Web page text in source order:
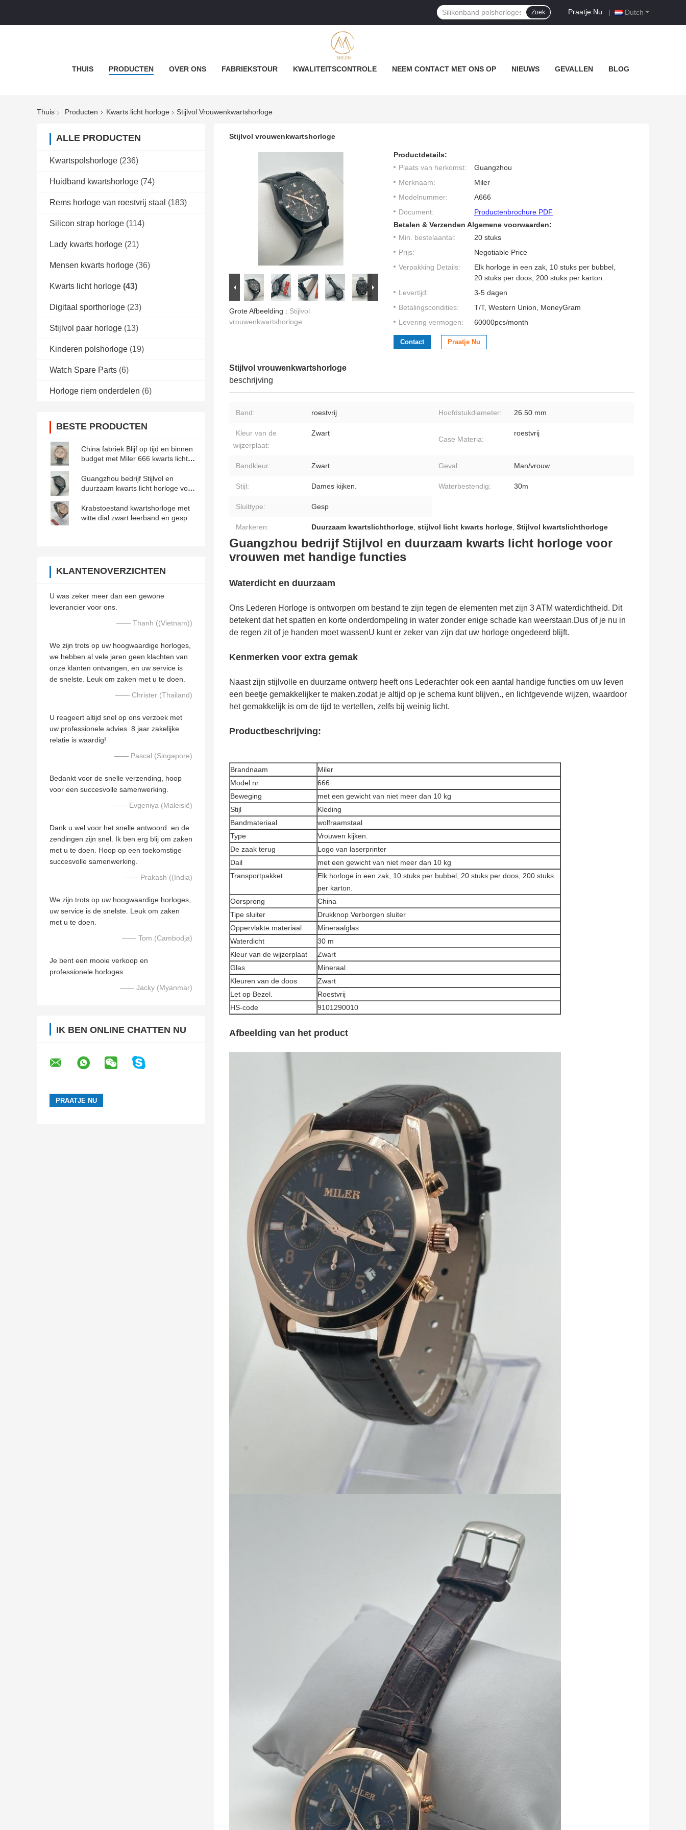
Dutch
Praatje Nu |
Zoek
THUIS PRODUCTEN OVER ONS FABRIEKSTOUR KWALITEITSCONTROLE NEEM CONTACT MET ONS OP NIEUWS GEVALLEN BLOG
Thuis Producten Kwarts licht horloge Stijlvol Vrouwenkwartshorloge
ALLE PRODUCTEN
Kwartspolshorloge (236)
Huidband kwartshorloge (74)
Rems horloge van roestvrij staal (183)
Silicon strap horloge (114)
Lady kwarts horloge (21)
Mensen kwarts horloge (36)
Kwarts licht horloge (43)
Digitaal sporthorloge (23)
Stijlvol paar horloge (13)
Kinderen polshorloge (19)
Watch Spare Parts (6)
Horloge riem onderdelen (6)
BESTE PRODUCTEN
China fabriek Blijf op tijd en binnen
budget met Miler 666 kwarts licht
Guangzhou bedrijf Stijlvol en
duurzaam kwarts licht horloge voor
Krabstoestand kwartshorloge met
witte dial zwart leerband en gesp
KLANTENOVERZICHTEN
U was zeker meer dan een gewone
leverancier voor ons.
—— Thanh ((Vietnam))
We zijn trots op uw hoogwaardige horloges,
we hebben al vele jaren geen klachten van
onze klanten ontvangen, en uw service is
de snelste. Leuk om zaken met u te doen.
—— Christer (Thailand)
U reageert altijd snel op ons verzoek met
uw professionele advies. 8 jaar zakelijke
relatie is waardig!
—— Pascal (Singapore)
Bedankt voor de snelle verzending, hoop
voor een succesvolle samenwerking.
—— Evgeniya (Maleisië)
Dank u wel voor het snelle antwoord. en de
zendingen zijn snel. Ik ben erg blij om zaken
met u te doen. Hoop op een toekomstige
succesvolle samenwerking.
—— Prakash ((India)
We zijn trots op uw hoogwaardige horloges,
uw service is de snelste. Leuk om zaken
met u te doen.
—— Tom (Cambodja)
Je bent een mooie verkoop en
professionele horloges.
—— Jacky (Myanmar)
IK BEN ONLINE CHATTEN NU
Stijlvol vrouwenkwartshorloge
Grote Afbeelding : Stijlvol
vrouwenkwartshorloge
Productdetails:
Plaats van herkomst:
Guangzhou
Merknaam:
Miler
Modelnummer:
A666
Document:
Productenbrochure PDF
Betalen & Verzenden Algemene voorwaarden:
Min. bestelaantal:
20 stuks
Prijs:
Negotiable Price
Verpakking Details:
Elk horloge in een zak, 10 stuks per bubbel,
20 stuks per doos, 200 stuks per karton.
Levertijd:
3-5 dagen
Betalingscondities:
T/T, Western Union, MoneyGram
Levering vermogen:
60000pcs/month
Contact Praatje Nu
Stijlvol vrouwenkwartshorloge
beschrijving
Band: roestvrij Hoofdstukdiameter: 26.50 mm
Kleur van de
wijzerplaat:
Zwart
Case Materia:
roestvrij
Bandkleur: Zwart Geval: Man/vrouw
Stijl: Dames kijken. Waterbestendig: 30m
Sluittype: Gesp
Markeren: Duurzaam kwartslichthorloge, stijlvol licht kwarts horloge, Stijlvol kwartslichthorloge
Guangzhou bedrijf Stijlvol en duurzaam kwarts licht horloge voor
vrouwen met handige functies
Waterdicht en duurzaam
Ons Lederen Horloge is ontworpen om bestand te zijn tegen de elementen met zijn 3 ATM waterdichtheid. Dit
betekent dat het spatten en korte onderdompeling in water zonder enige schade kan weerstaan.Dus of je nu in
de regen zit of je handen moet wassenU kunt er zeker van zijn dat uw horloge ongedeerd blijft.
Kenmerken voor extra gemak
Naast zijn stijlvolle en duurzame ontwerp heeft ons Lederachter ook een aantal handige functies om uw leven
een beetje gemakkelijker te maken.zodat je altijd op je schema kunt blijven., en lichtgevende wijzen, waardoor
het gemakkelijk is om de tijd te vertellen, zelfs bij weinig licht.
Productbeschrijving:
Brandnaam
Miler
Model nr.
666
Beweging
met een gewicht van niet meer dan 10 kg
Stijl
Kleding
Bandmateriaal
wolfraamstaal
Type
Vrouwen kijken.
De zaak terug
Logo van laserprinter
Dail
met een gewicht van niet meer dan 10 kg
Transportpakket
Elk horloge in een zak, 10 stuks per bubbel, 20 stuks per doos, 200 stuks
per karton.
Oorsprong
China
Tipe sluiter
Drukknop Verborgen sluiter
Oppervlakte materiaal
Mineraalglas
Waterdicht
30 m
Kleur van de wijzerplaat
Zwart
Glas
Mineraal
Kleuren van de doos
Zwart
Let op Bezel.
Roestvrij
HS-code
9101290010
Afbeelding van het product